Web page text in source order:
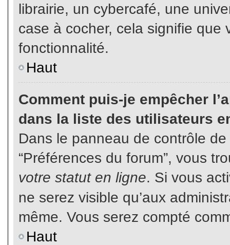
librairie, un cybercafé, une
case à cocher, cela signifie que
fonctionnalité.
Haut
Comment puis-je empêcher
dans la liste des utilisateurs
Dans le panneau de contrôle
“Préférences du forum”, vous
votre statut en ligne. Si vous
ne serez visible qu’aux
même. Vous serez compté
Haut